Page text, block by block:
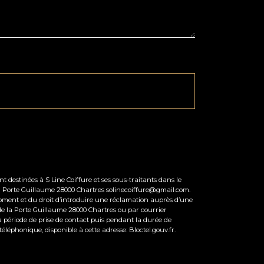
destinées à S Line Coiffure et ses sous-traitants dans le
Guillaume 28000 Chartres solinecoiffure@gmail.com.
et du droit d’introduire une réclamation auprès d’une
la Porte Guillaume 28000 Chartres ou par courrier
de prise de contact puis pendant la durée de
disponible à cette adresse: Bloctel.gouv.fr.